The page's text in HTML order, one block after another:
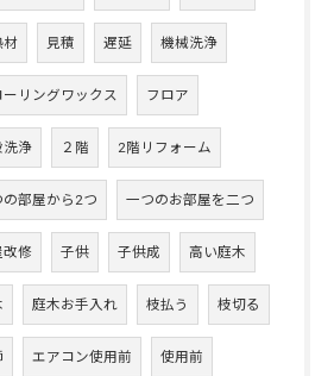
材 見積 遅延 機械洗浄
ーリングワックス フロア
洗浄 ２階 2階リフォーム
の部屋から2つ 一つのお部屋を二つ
改修 子供 子供成 高い庭木
庭木お手入れ 枝払う 枝切る
エアコン使用前 使用前